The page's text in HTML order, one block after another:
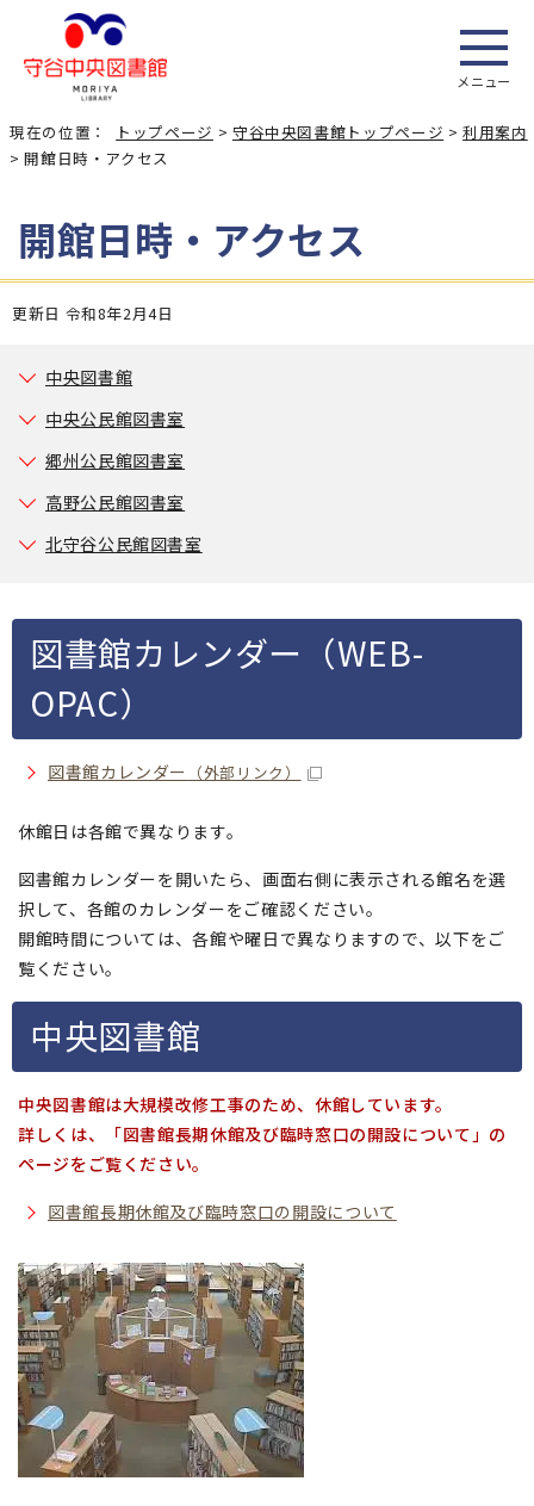
メニュー
現在の位置： トップページ > 守谷中央図書館トップページ >利用案内
> 開館日時・アクセス
開館日時・アクセス
更新日 令和8年2月4日
中央図書館
中央公民館図書室
郷州公民館図書室
高野公民館図書室
北守谷公民館図書室
図書館カレンダー（WEB-
OPAC）
図書館カレンダー （外部リンク）
休館日は各館で異なります。
図書館カレンダーを開いたら、画面右側に表示される館名を選
択して、各館のカレンダーをご確認ください。
開館時間については、各館や曜日で異なりますので、以下をご
覧ください。
中央図書館
中央図書館は大規模改修工事のため、休館しています。
詳しくは、「図書館長期休館及び臨時窓口の開設について」の
ページをご覧ください。
図書館長期休館及び臨時窓口の開設について